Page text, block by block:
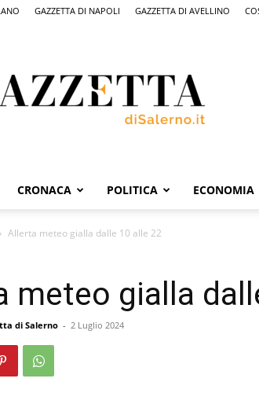
GAZZETTA DI NAPOLI GAZZETTA DI AVELLINO
Salerno,
il
quotidiano
Salerno
CRONACA POLITICA ECONOMIA
Allerta meteo gialla dalle 10 alle 22
meteo gialla
di Salerno - 2 Luglio 2024